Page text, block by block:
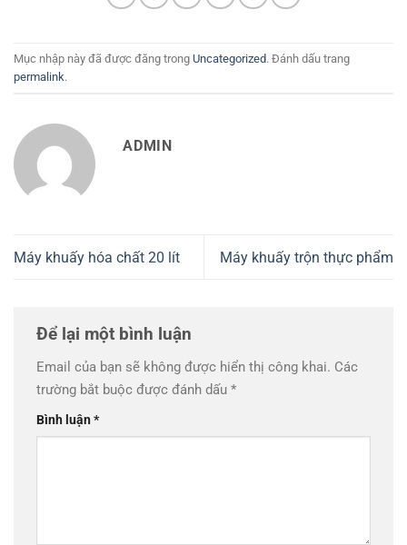
Mục nhập này đã được đăng trong Uncategorized. Đánh dấu trang
permalink.
ADMIN
Máy khuấy hóa chất 20 lít Máy khuấy trộn thực phẩm
Để lại một bình luận
Email của bạn sẽ không được hiển thị công khai. Các
trường bắt buộc được đánh dấu *
Bình luận*